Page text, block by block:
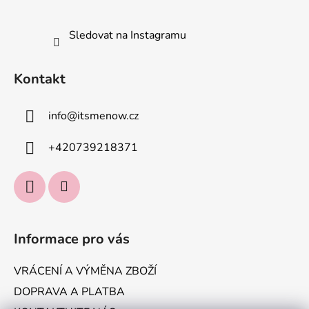
Sledovat na Instagramu
Kontakt
info@itsmenow.cz
+420739218371
Informace pro vás
VRÁCENÍ A VÝMĚNA ZBOŽÍ
DOPRAVA A PLATBA